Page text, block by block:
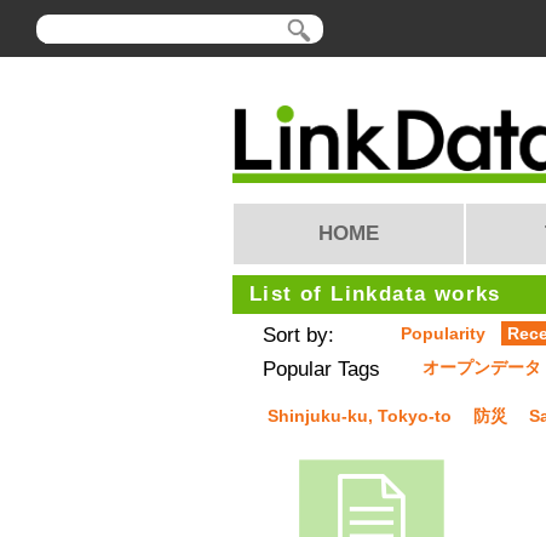
HOME
List of Linkdata works
Sort by: Popularity
Popular Tags オープンデータ
Shinjuku-ku, Tokyo-to
防災